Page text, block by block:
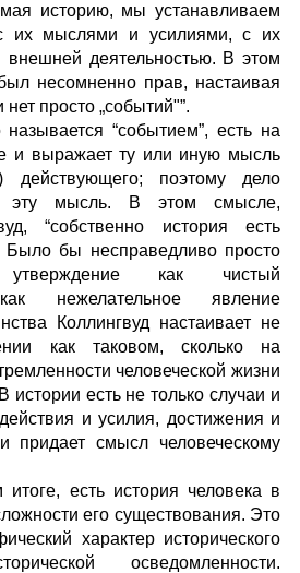
историю, мы устанавливаем
их мыслями и усилиями, с их
деятельностью. В этом
несомненно прав, настаивая
нет просто „событий"”.
“событием”, есть на
и выражает ту или иную мысль
действующего; поэтому дело
эту мысль. В этом смысле,
“собственно история есть
Было бы несправедливо просто
как чистый
как нежелательное явление
Коллингвуд настаивает не
как таковом, сколько на
человеческой жизни
истории есть не только случаи и
и усилия, достижения и
придает смысл человеческому
есть история человека в
его существования. Это
характер исторического
осведомленности.